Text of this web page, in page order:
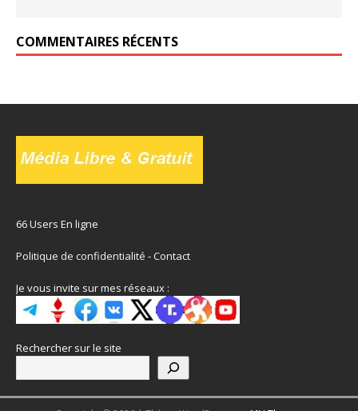
COMMENTAIRES RÉCENTS
66 Users En ligne
Politique de confidentialité -Contact
Je vous invite sur mes réseaux :
Rechercher sur le site